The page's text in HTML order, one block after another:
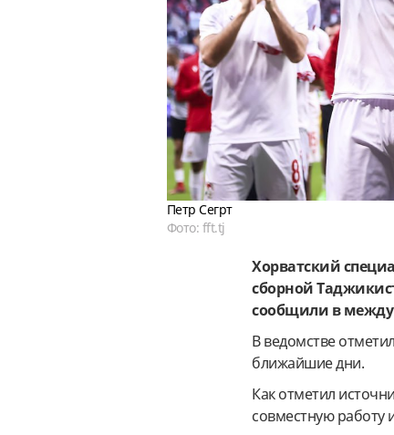
Петр Сегрт
Фото: fft.tj
Хорватский
сборной
сообщили в
В ведомстве
ближайшие дни.
Как отметил
совместную работу